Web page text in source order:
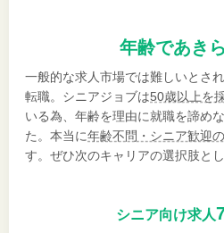
年齢であき
一般的な求人市場では難しいとさ
転職。シニアジョブは50歳以上を
いる為、年齢を理由に就職を諦め
た。本当に年齢不問・シニア歓迎
す。ぜひ次のキャリアの選択肢と
シニア向け求人